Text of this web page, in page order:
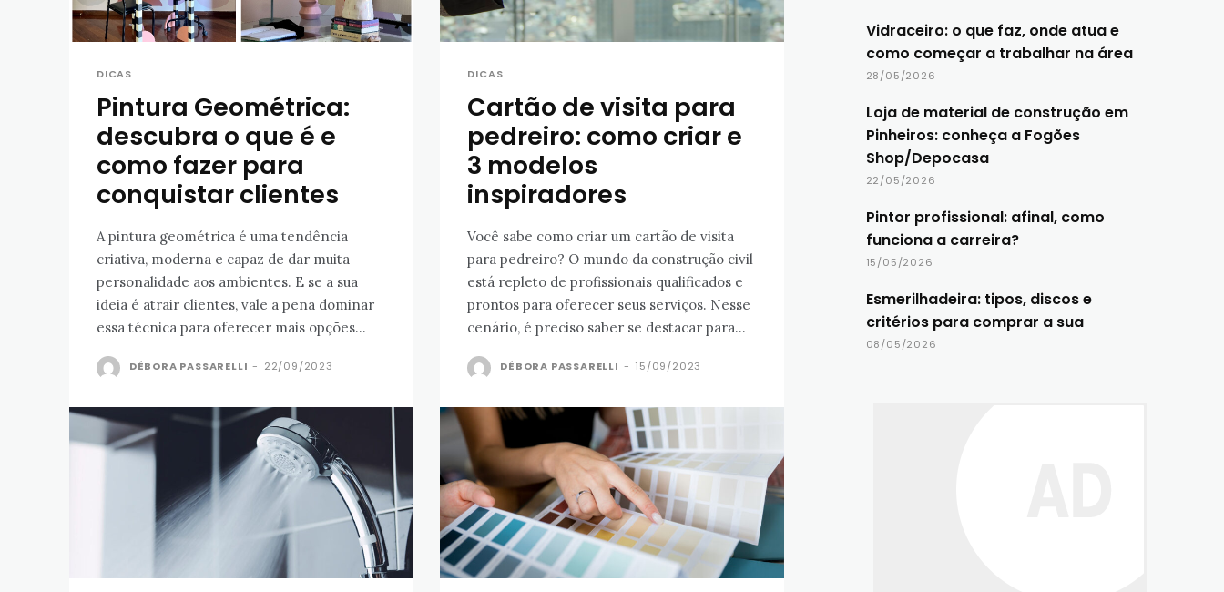
DICAS
Pintura Geométrica:
descubra o que é e
como fazer para
conquistar clientes
A pintura geométrica é uma tendência
criativa, moderna e capaz de dar muita
personalidade aos ambientes. E se a sua
ideia é atrair clientes, vale a pena dominar
essa técnica para oferecer mais opções...
DÉBORA PASSARELLI - 22/09/2023
DICAS
Cartão de visita para
pedreiro: como criar e
3 modelos
inspiradores
Você sabe como criar um cartão de visita
para pedreiro? O mundo da construção civil
está repleto de profissionais qualificados e
prontos para oferecer seus serviços. Nesse
cenário, é preciso saber se destacar para...
DÉBORA PASSARELLI - 15/09/2023
Vidraceiro: o que faz, onde atua e
como começar a trabalhar na área
28/05/2026
Loja de material de construção em
Pinheiros: conheça a Fogões
Shop/Depocasa
22/05/2026
Pintor profissional: afinal, como
funciona a carreira?
15/05/2026
Esmerilhadeira: tipos, discos e
critérios para comprar a sua
08/05/2026